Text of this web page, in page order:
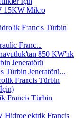
15KW Mikro
Franc...
Türbin Jeneratörü...
Francis Türbin